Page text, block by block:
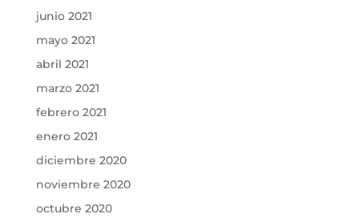
junio 2021
mayo 2021
abril 2021
marzo 2021
febrero 2021
enero 2021
diciembre 2020
noviembre 2020
octubre 2020